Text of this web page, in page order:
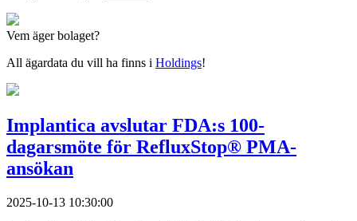
Vem äger bolaget?
All ägardata du vill ha finns i Holdings!
Implantica avslutar FDA:s 100-
dagarsmöte för RefluxStop® PMA-
ansökan
2025-10-13 10:30:00